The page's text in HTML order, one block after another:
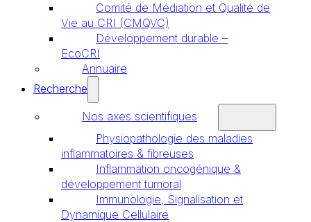
Comité de Médiation et Qualité de
Vie au CRI (CMQVC)
Développement durable –
EcoCRI
Annuaire
Recherche
Nos axes scientifiques
Physiopathologie des maladies
inflammatoires & fibreuses
Inflammation oncogénique &
développement tumoral
Immunologie, Signalisation et
Dynamique Cellulaire